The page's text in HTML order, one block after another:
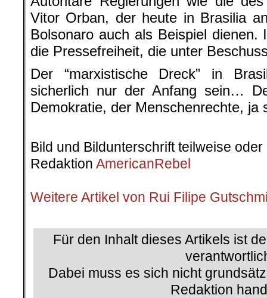
Vitor Orban, der heute in Brasilia
Bolsonaro auch als Beispiel
die Pressefreiheit, die unter
Der “marxistische Dreck” in
sicherlich nur der Anfang sein…
Demokratie, der Menschenrechte, ja
Bild und Bildunterschrift teilweise
Redaktion AmericanRebel
Weitere Artikel von Rui Filipe
Für den Inhalt dieses Artikels ist
Dabei muss es sich nicht
Redaktion